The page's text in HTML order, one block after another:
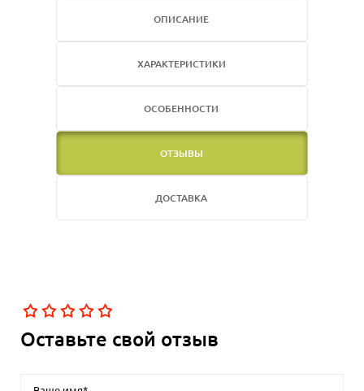
ОПИСАНИЕ
ХАРАКТЕРИСТИКИ
ОСОБЕННОСТИ
ОТЗЫВЫ
ДОСТАВКА
Оставьте свой отзыв